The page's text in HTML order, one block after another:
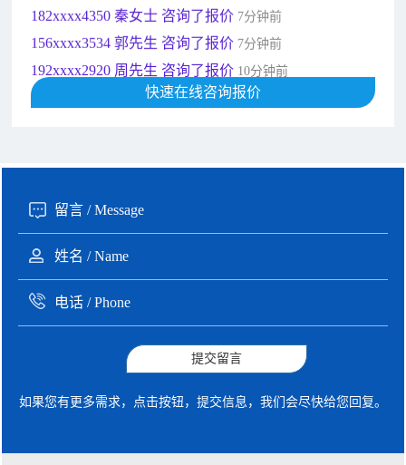
182xxxx4350 秦女士 咨询了报价 7分钟前
156xxxx3534 郭先生 咨询了报价 7分钟前
192xxxx2920 周先生 咨询了报价 10分钟前
189xxxx6562 王先生 咨询了报价1秒前
快速在线咨询报价
提交留言
如果您有更多需求，点击按钮，提交信息，我们会尽快给您回复。